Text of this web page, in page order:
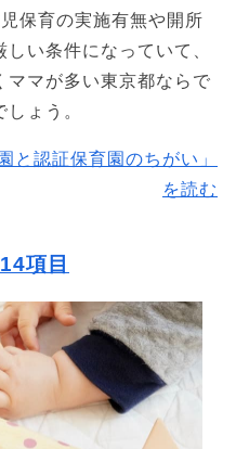
保育の実施有無や開所
い条件になっていて、
ママが多い東京都ならで
ょう。
と認証保育園のちがい」
を読む
項目